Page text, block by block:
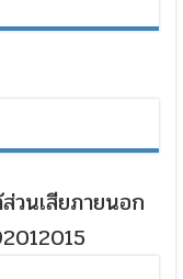
วนเสียภายนอก